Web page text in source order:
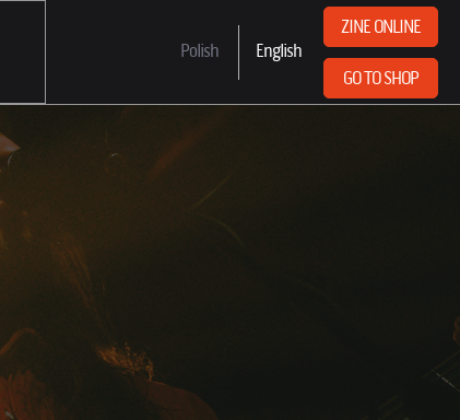
Polish English
ZINE ONLINE
GO TO SHOP